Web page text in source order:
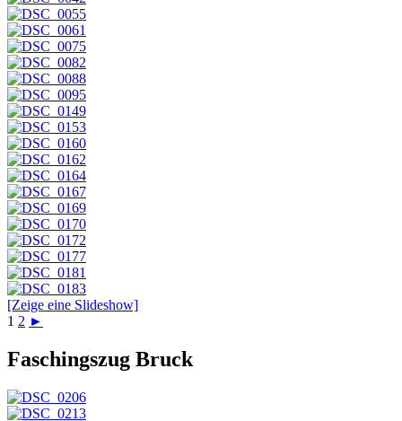
[Zeige eine Slideshow]
1 2 ►
Faschingszug Bruck